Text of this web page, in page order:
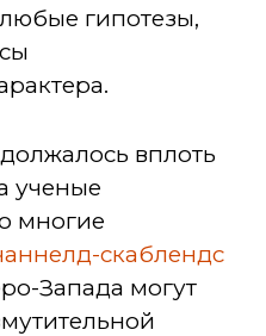
гипотезы,
вплоть
ученые
многие
скаблендс
Запада могут